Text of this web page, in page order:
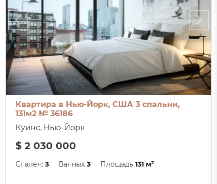
Квартира в Нью-Йорк, США 3 спальни,
131м2 № 36186
Куинс, Нью-Йорк
$ 2 030 000
Спален:3 Ванных3 Площадь131 м²